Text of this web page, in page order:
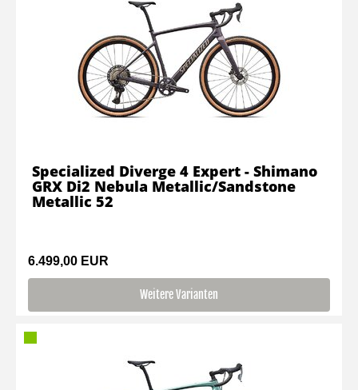
6.499,00 EUR
Weitere Varianten
Specialized Diverge 4 Expert - Shimano
GRX Di2 Nebula Metallic/Sandstone
Metallic 52